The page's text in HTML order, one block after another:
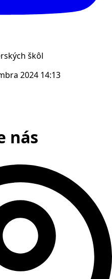
škôl
2024 14:13
nás